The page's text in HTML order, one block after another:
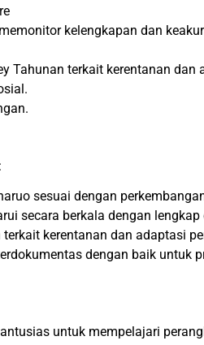
kelengkapan dan
Tahunan terkait kerentanan dan
sesuai dengan
secara berkala dengan
kerentanan dan adaptasi
dengan baik untuk
untuk mempelajari